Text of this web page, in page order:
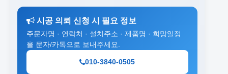
시공 의뢰 신청 시 필요 정보
주문자명 · 연락처 · 설치주소 · 제품명 · 희망일정
을 문자/카톡으로 보내주세요.
010-3840-0505